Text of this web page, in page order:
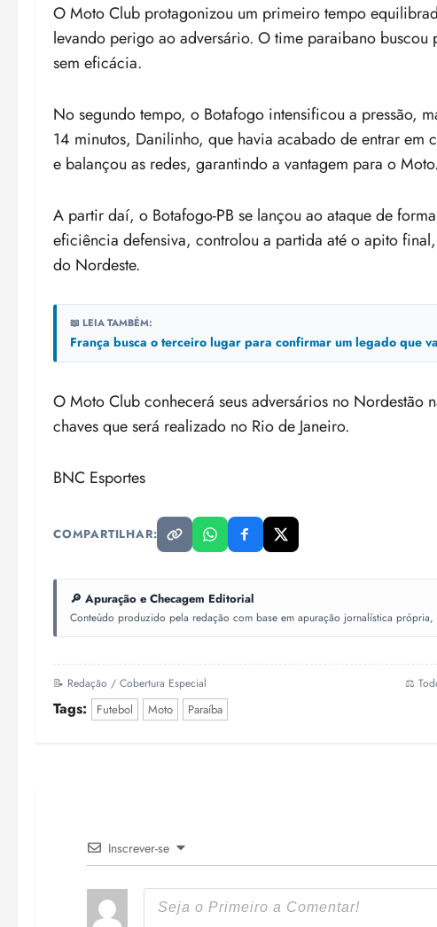
O Moto Club protagonizou um primeiro tempo
levando perigo ao adversário. O time paraibano buscou
sem eficácia.
No segundo tempo, o Botafogo intensificou a pressão,
14 minutos, Danilinho, que havia acabado de entrar
e balançou as redes, garantindo a vantagem para o Moto.
A partir daí, o Botafogo-PB se lançou ao ataque de
eficiência defensiva, controlou a partida até o apito
do Nordeste.
📖 LEIA TAMBÉM:
França busca o terceiro lugar para confirmar um legado que
O Moto Club conhecerá seus adversários no Nordestão
chaves que será realizado no Rio de Janeiro.
BNC Esportes
COMPARTILHAR:
🔎 Apuração e Checagem Editorial
Conteúdo produzido pela redação com base em apuração jornalística
📝 Redação / Cobertura Especial ⚖️
Tags: Futebol Moto Paraíba
Inscrever-se